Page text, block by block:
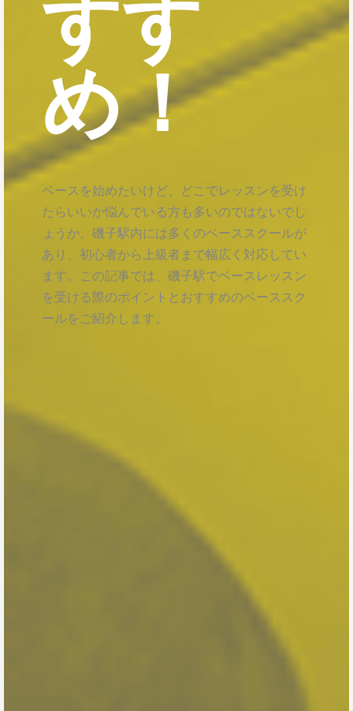
すす
め！
ベースを始めたいけど、どこでレッスンを受け
たらいいか悩んでいる方も多いのではないでし
ょうか。磯子駅内には多くのベーススクールが
あり、初心者から上級者まで幅広く対応してい
ます。この記事では、磯子駅でベースレッスン
を受ける際のポイントとおすすめのベーススク
ールをご紹介します。